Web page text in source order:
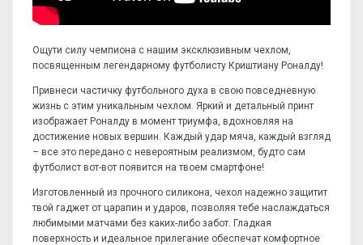
Ощути силу чемпиона с нашим эксклюзивным чехлом,
посвященным легендарному футболисту Криштиану Роналду!
Привнеси частичку футбольного духа в свою повседневную
жизнь с этим уникальным чехлом. Яркий и детальный принт
изображает Роналду в момент триумфа, вдохновляя на
достижение новых вершин. Каждый удар мяча, каждый взгляд
– все это передано с невероятным реализмом, будто сам
футболист вот-вот появится на твоем смартфоне!
Изготовленный из прочного силикона, чехол надежно защитит
твой гаджет от царапин и ударов, позволяя тебе наслаждаться
любимыми матчами без каких-либо забот. Гладкая
поверхность и идеальное прилегание обеспечат комфортное